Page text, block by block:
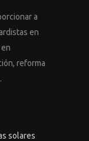
a
en
reforma
solares